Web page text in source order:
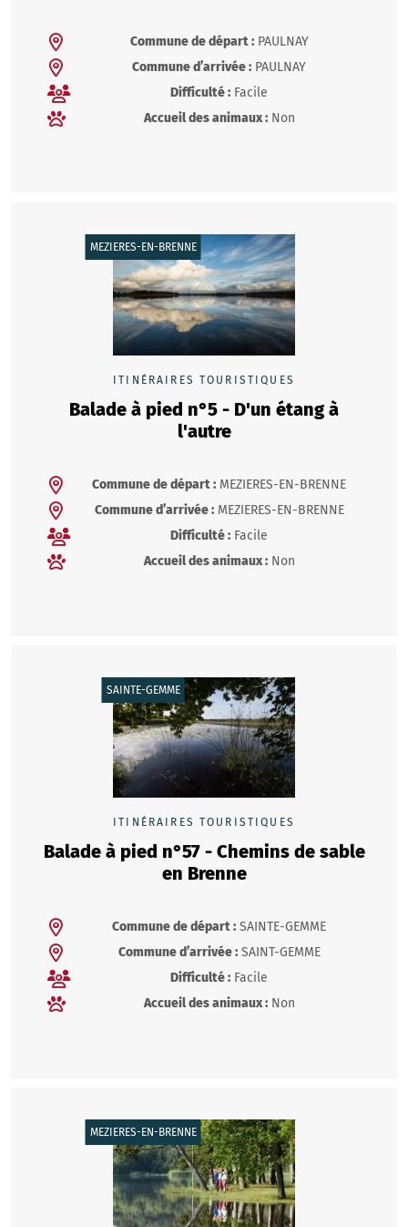
Commune de départ :PAULNAY
Commune d’arrivée : PAULNAY
Difficulté : Facile
Accueil des animaux :Non
MEZIERES-EN-BRENNE
ITINÉRAIRES TOURISTIQUES
Balade à pied n°5 - D'un étang à
l'autre
Commune de départ : MEZIERES-EN-BRENNE
Commune d’arrivée :MEZIERES-EN-BRENNE
Difficulté : Facile
Accueil des animaux :Non
SAINTE-GEMME
ITINÉRAIRES TOURISTIQUES
Balade à pied n°57 - Chemins de sable
en Brenne
Commune de départ : SAINTE-GEMME
Commune d’arrivée :SAINT-GEMME
Difficulté : Facile
Accueil des animaux :Non
MEZIERES-EN-BRENNE